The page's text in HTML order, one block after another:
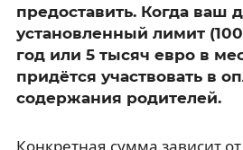
предоставить. Когда ваш
установленный лимит
год или 5 тысяч евро в
придётся участвовать в
содержания родителей.
Конкретная сумма зависит